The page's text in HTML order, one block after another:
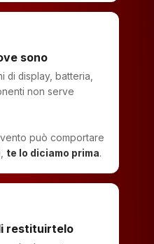
sono
di display, batteria,
non serve
può comportare
te lo diciamo prima.
restituirtelo